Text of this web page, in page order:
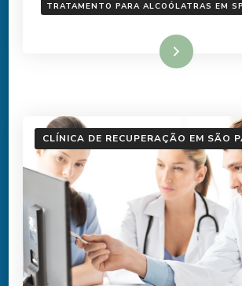
TRATAMENTO PARA ALCOÓLATRAS EM SP
Ler mais
CLÍNICA DE RECUPERAÇÃO EM SÃO